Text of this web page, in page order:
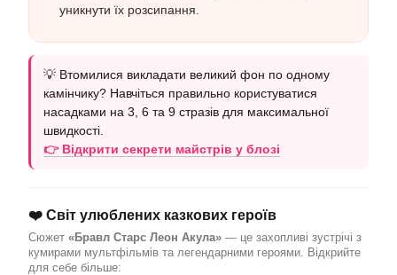
уникнути їх розсипання.
💡 Втомилися викладати великий фон по одному
камінчику? Навчіться правильно користуватися
насадками на 3, 6 та 9 стразів для максимальної
швидкості.
👉 Відкрити секрети майстрів у блозі
❤️ Світ улюблених казкових героїв
Сюжет «Бравл Старс Леон Акула» — це захопливі зустрічі з
кумирами мультфільмів та легендарними героями. Відкрийте
для себе більше: